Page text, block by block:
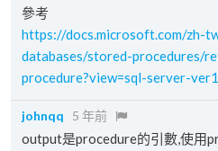
參考
https://docs.microsoft.com/zh-
databases/stored-procedures/
procedure?view=sql-server-
johnqq 5 年前
output是procedure的引數,使用